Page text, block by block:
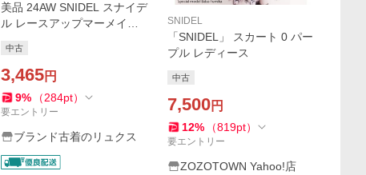
美品 24AW SNIDEL スナイデ
ル レースアップマーメイド
ズ0 ブラック レディース 古
着 中古
中古
3,465円
9% （284pt）
要エントリー
ブランド古着のリュクス
SNIDEL
「SNIDEL」 スカート 0 パー
プル レディース
中古
7,500円
12% （819pt）
要エントリー
ZOZOTOWN Yahoo!店